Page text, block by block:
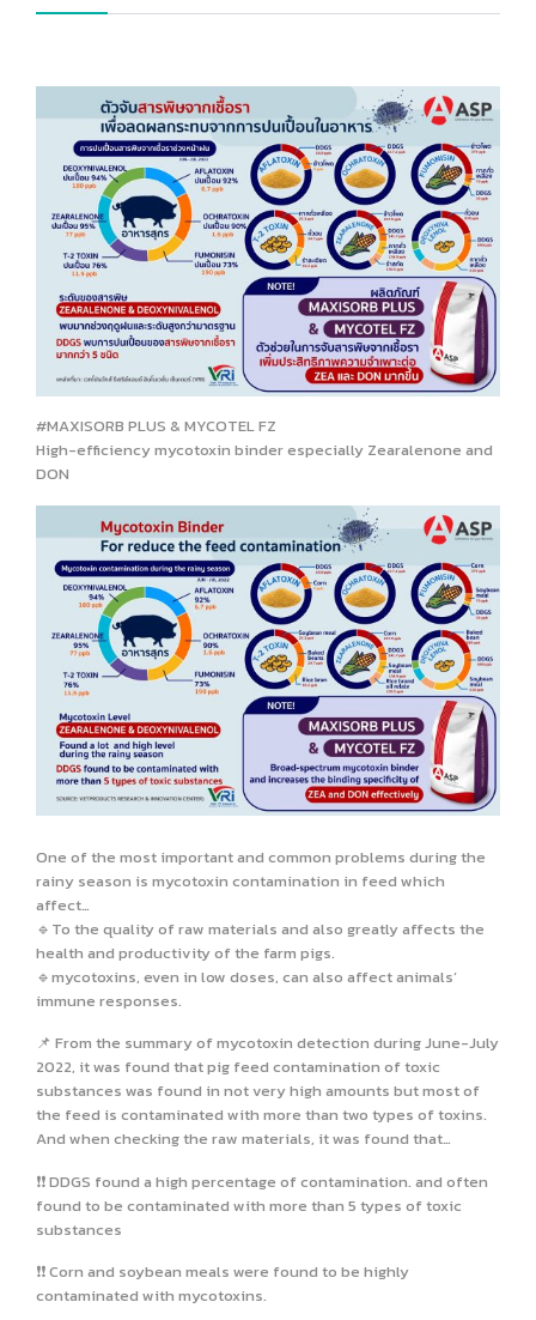
#MAXISORB PLUS & MYCOTEL FZ
High-efficiency mycotoxin binder especially Zearalenone and
DON
One of the most important and common problems during the
rainy season is mycotoxin contamination in feed which
affect…
🔹To the quality of raw materials and also greatly affects the
health and productivity of the farm pigs.
🔹mycotoxins, even in low doses, can also affect animals’
immune responses.
📌 From the summary of mycotoxin detection during June-July
2022, it was found that pig feed contamination of toxic
substances was found in not very high amounts but most of
the feed is contaminated with more than two types of toxins.
And when checking the raw materials, it was found that…
❗️❗️ DDGS found a high percentage of contamination. and often
found to be contaminated with more than 5 types of toxic
substances
❗️❗️ Corn and soybean meals were found to be highly
contaminated with mycotoxins.